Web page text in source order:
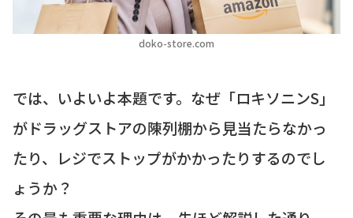
doko-store.com
では、いよいよ本題です。なぜ「ロキソニンS」
がドラッグストアの陳列棚から見当たらなかっ
たり、レジでストップがかかったりするのでし
ょうか？